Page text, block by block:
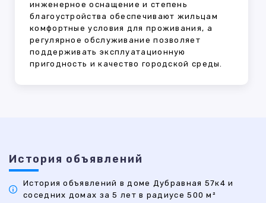
инженерное оснащение и степень
благоустройства обеспечивают жильцам
комфортные условия для проживания, а
регулярное обслуживание позволяет
поддерживать эксплуатационную
пригодность и качество городской среды.
История объявлений
История объявлений в доме Дубравная 57к4 и
соседних домах за 5 лет в радиусе 500 м²